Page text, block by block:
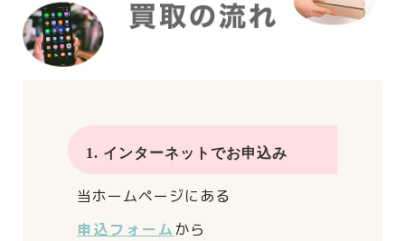
1. インターネットでお申込み
当ホームページにある
申込フォームから